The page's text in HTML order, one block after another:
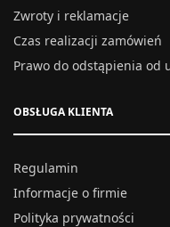
Zwroty i reklamacje
Czas realizacji zamówień
Prawo do odstąpienia od
OBSŁUGA KLIENTA
Regulamin
Informacje o firmie
Polityka prywatności